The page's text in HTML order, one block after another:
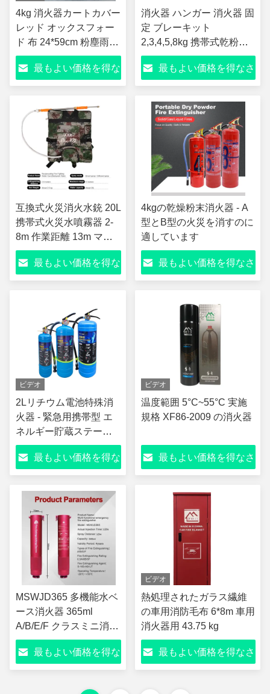
4kg 消火器カートカバー
レッド オックスフォー
ド 布 24*59cm 粉塵雨カ
バー 鉄筋 防水
最もよい価格を得な
消火器 ハンガー 消火器 固
定 ブレーキット
2,3,4,5,8kg 携帯式乾粉式
消火器 ダブル ハンガー 高
負荷容量
最もよい価格を得なさ
互換式火災消火水銃 20L
携帯式火災水噴霧器 2-
8m 作業距離 13m マッ
クス範囲 直接/散布ジェ
ット バケット&バッグタ
イプ
最もよい価格を得な
4kgの乾燥粉末消火器 - A
型とB型の火災を消すのに
適しています
最もよい価格を得なさ
ビデオ
2Lリチウム電池特殊消
火器 - 緊急用携帯型 エ
ネルギー貯蔵ステーシ
ョン用 電動車両電池
最もよい価格を得な
ビデオ
温度範囲 5°C~55°C 実施
規格 XF86-2009 の消火器
最もよい価格を得なさ
MSWJD365 多機能水ベ
ース消火器 365ml
A/B/E/F クラスミニ消火
器 ≥20 秒 放電時間 ≥2m
噴霧距離 -20℃~+55℃ 4
年間の耐用年数
最もよい価格を得な
ビデオ
熱処理されたガラス繊維
の車用消防毛布 6*8m 車用
消火器用 43.75 kg
最もよい価格を得なさ